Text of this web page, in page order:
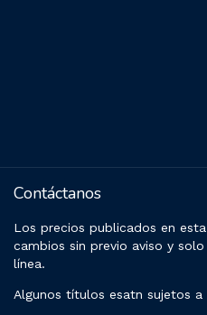
Contáctanos
Los precios publicados en
cambios sin previo aviso y
línea.
Algunos títulos esatn sujetos a